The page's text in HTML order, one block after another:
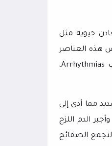
حيوية مثل
هذه العناصر
Arrhythmias،
مما أدى إلى
الدم اللزج
الصفائح